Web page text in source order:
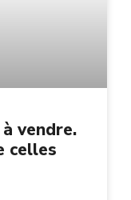
vendre.
celles